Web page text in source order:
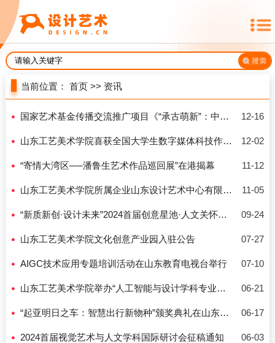
当前位置：首页 >> 资讯
12-16
国家艺术基金传播交流推广项目《“承古萌新”：中国年画故事新媒体艺术展》学术研讨会在山东工艺美术学院召开
12-02
山东工艺美术学院喜获全国大学生数字媒体科技作品及创意竞赛大奖
11-12
“寄情大湾区──潘鲁生艺术作品巡回展”在港揭幕
11-05
山东工艺美术学院所属企业山东设计艺术中心有限公司招聘公告
09-24
“新质新创·设计未来”2024首届创意星池·人文关怀大赛暑期设计工作坊暨2024“振兴中国，美好本土”国际优秀设计邀请展开幕式及国际设计会议论坛活动在杭举办
07-27
山东工艺美术学院文化创意产业园入驻公告
07-10
AIGC技术应用专题培训活动在山东教育电视台举行
06-21
山东工艺美术学院举办“人工智能与设计学科专业发展大会”
06-17
“起亚明日之车：智慧出行新物种”颁奖典礼在山东工艺美术学院成功举办
06-03
2024首届视觉艺术与人文学科国际研讨会征稿通知